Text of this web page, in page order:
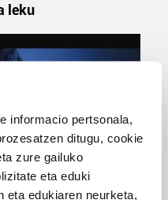
informacio pertsonala,
ditugu, cookie
zure gailuko
eta eduki
eta edukiaren neurketa,
leku